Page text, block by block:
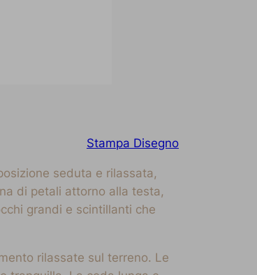
Stampa Disegno
seduta e rilassata,
di petali attorno alla testa,
grandi e scintillanti che
rilassate sul terreno. Le